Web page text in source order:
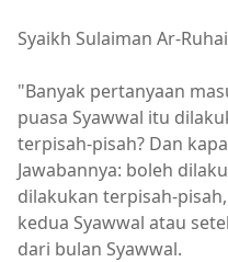
Syaikh Sulaiman Ar-
"Banyak pertanyaan
puasa Syawwal itu
terpisah-pisah? Dan
Jawabannya: boleh
dilakukan terpisah-
kedua Syawwal atau
dari bulan Syawwal.